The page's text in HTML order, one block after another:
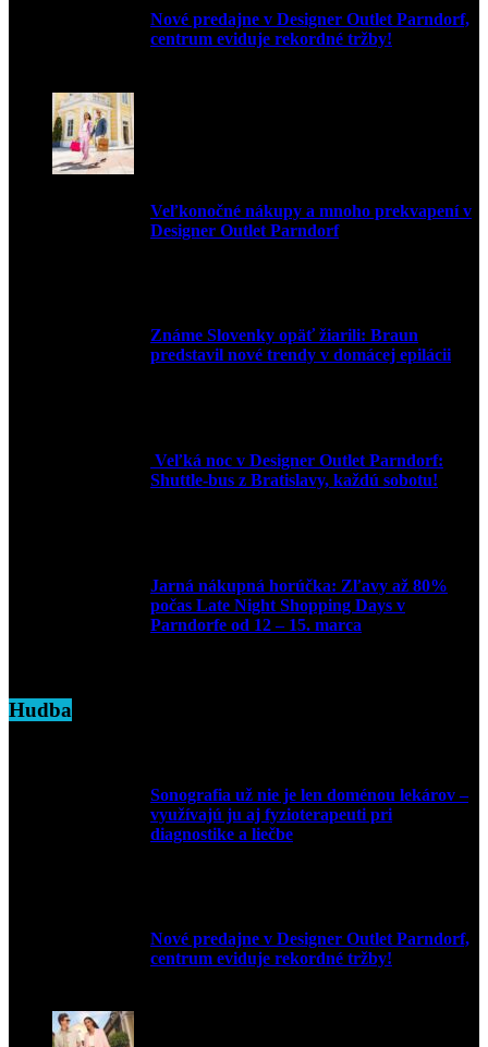
Nové predajne v Designer Outlet Parndorf,
centrum eviduje rekordné tržby!
Veľkonočné nákupy a mnoho prekvapení v
Designer Outlet Parndorf
Známe Slovenky opäť žiarili: Braun
predstavil nové trendy v domácej epilácii
Veľká noc v Designer Outlet Parndorf:
Shuttle-bus z Bratislavy, každú sobotu!
Jarná nákupná horúčka: Zľavy až 80%
počas Late Night Shopping Days v
Parndorfe od 12 – 15. marca
Hudba
Sonografia už nie je len doménou lekárov –
využívajú ju aj fyzioterapeuti pri
diagnostike a liečbe
Nové predajne v Designer Outlet Parndorf,
centrum eviduje rekordné tržby!